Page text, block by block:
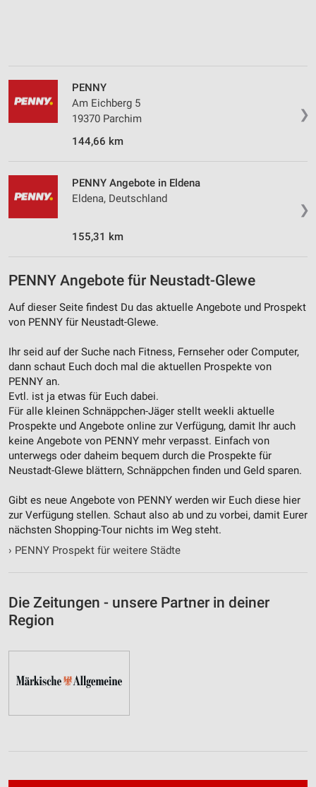
❯
PENNY
Am Eichberg 5
19370 Parchim
144,66 km
❯
PENNY Angebote in Eldena
Eldena, Deutschland
155,31 km
PENNY Angebote für Neustadt-Glewe
Auf dieser Seite findest Du das aktuelle Angebote und Prospekt
von PENNY für Neustadt-Glewe.
Ihr seid auf der Suche nach Fitness, Fernseher oder Computer,
dann schaut Euch doch mal die aktuellen Prospekte von
PENNY an.
Evtl. ist ja etwas für Euch dabei.
Für alle kleinen Schnäppchen-Jäger stellt weekli aktuelle
Prospekte und Angebote online zur Verfügung, damit Ihr auch
keine Angebote von PENNY mehr verpasst. Einfach von
unterwegs oder daheim bequem durch die Prospekte für
Neustadt-Glewe blättern, Schnäppchen finden und Geld sparen.
Gibt es neue Angebote von PENNY werden wir Euch diese hier
zur Verfügung stellen. Schaut also ab und zu vorbei, damit Eurer
nächsten Shopping-Tour nichts im Weg steht.
› PENNY Prospekt für weitere Städte
Die Zeitungen - unsere Partner in deiner
Region
Geräte anhand von aktiv angeforderten
Informationen identifizieren
Nicht-IAB-Verarbeitungszwecke:
Funktional
Werbung